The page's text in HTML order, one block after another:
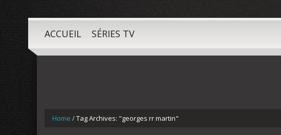
ACCUEIL SÉRIES TV
Home /Tag Archives: "georges rr martin"